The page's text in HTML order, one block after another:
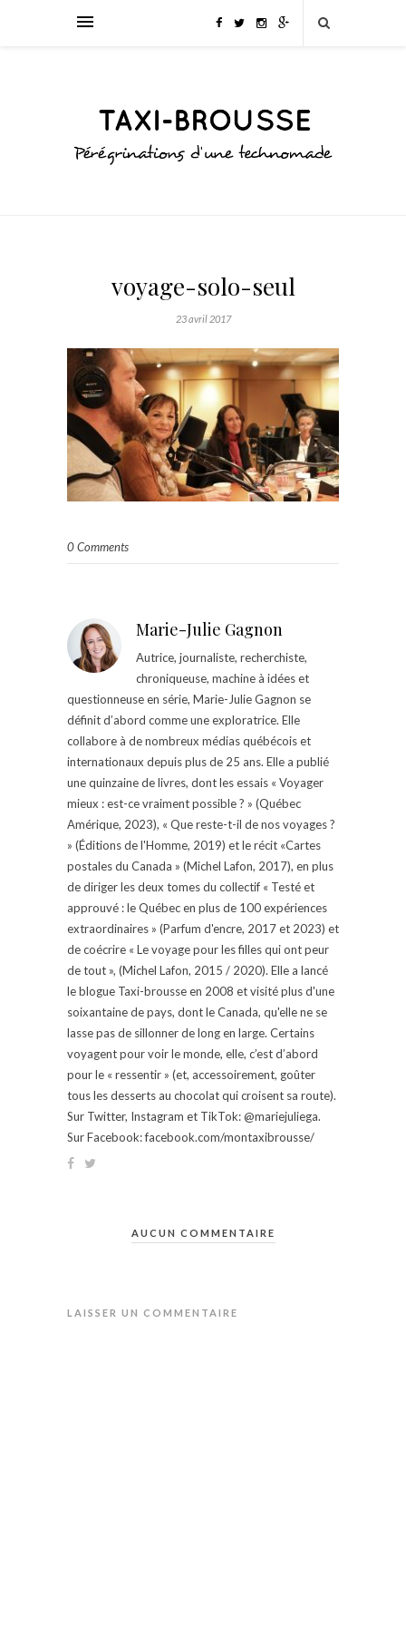
voyage-solo-seul
23 avril 2017
0 Comments
Marie-Julie Gagnon
Autrice, journaliste, recherchiste,
chroniqueuse, machine à idées et
questionneuse en série, Marie-Julie Gagnon se
définit d’abord comme une exploratrice. Elle
collabore à de nombreux médias québécois et
internationaux depuis plus de 25 ans. Elle a publié
une quinzaine de livres, dont les essais « Voyager
mieux : est-ce vraiment possible ? » (Québec
Amérique, 2023), « Que reste-t-il de nos voyages ?
» (Éditions de l'Homme, 2019) et le récit «Cartes
postales du Canada » (Michel Lafon, 2017), en plus
de diriger les deux tomes du collectif « Testé et
approuvé : le Québec en plus de 100 expériences
extraordinaires » (Parfum d'encre, 2017 et 2023) et
de coécrire « Le voyage pour les filles qui ont peur
de tout », (Michel Lafon, 2015 / 2020). Elle a lancé
le blogue Taxi-brousse en 2008 et visité plus d'une
soixantaine de pays, dont le Canada, qu'elle ne se
lasse pas de sillonner de long en large. Certains
voyagent pour voir le monde, elle, c’est d’abord
pour le « ressentir » (et, accessoirement, goûter
tous les desserts au chocolat qui croisent sa route).
Sur Twitter, Instagram et TikTok: @mariejuliega.
Sur Facebook: facebook.com/montaxibrousse/
AUCUN COMMENTAIRE
LAISSER UN COMMENTAIRE